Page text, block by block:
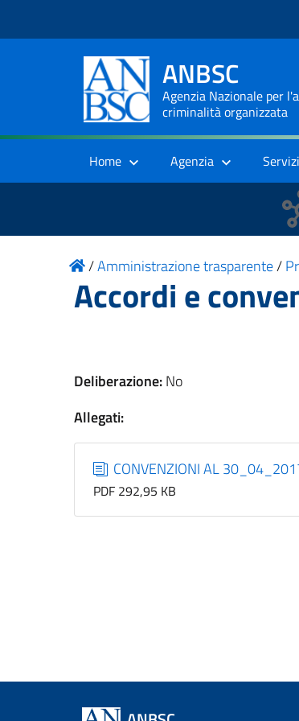
ANBSC
Agenzia Nazionale per
criminalità organizzata
Home Agenzia Servizi
/Amministrazione trasparente/
Accordi e
Deliberazione:No
Allegati:
CONVENZIONI AL
PDF 292,95 KB